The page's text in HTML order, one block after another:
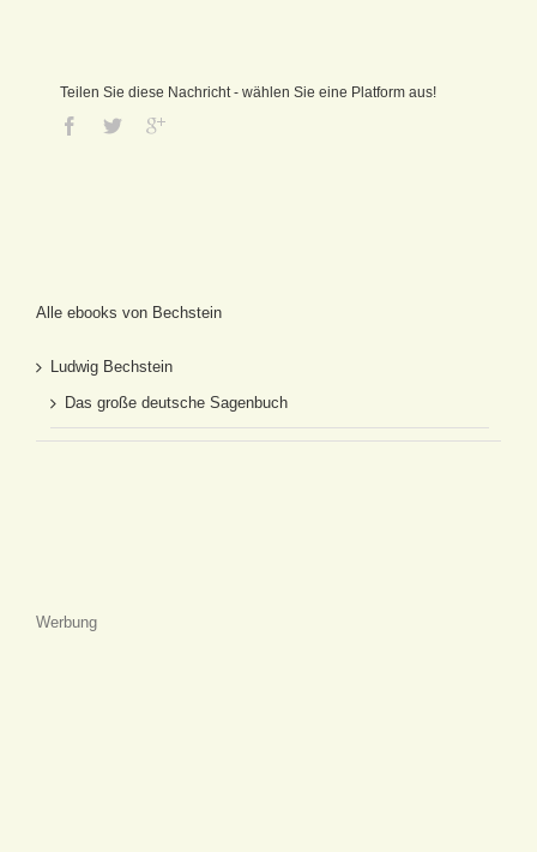
Teilen Sie diese Nachricht - wählen Sie eine Platform aus!
Alle ebooks von Bechstein
Ludwig Bechstein
Das große deutsche Sagenbuch
Werbung